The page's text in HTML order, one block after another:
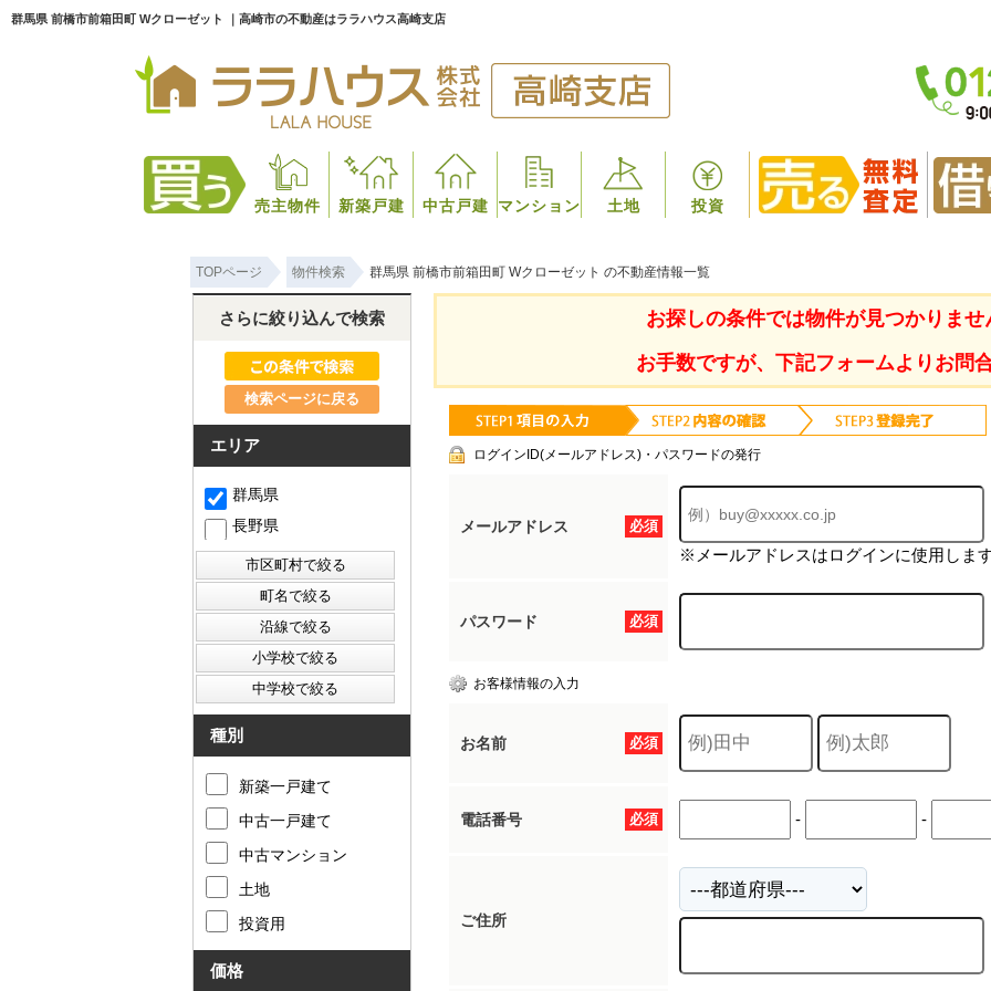
群馬県 前橋市前箱田町 Wクローゼット ｜高崎市の不動産はララハウス高崎支店
売主物件 新築戸建 中古戸建 マンション 土地 投資
TOPページ 物件検索 群馬県 前橋市前箱田町 Wクローゼット の不動産情報一覧
お探しの条件では物件が見つかりませ
お手数ですが、下記フォームよりお問
ログインID(メールアドレス)・パスワードの発行
必須
メールアドレス
※メールアドレスはログインに使用します
必須
パスワード
お客様情報の入力
必須
お名前
必須
電話番号 - -
ご住所
さらに絞り込んで検索
検索ページに戻る
エリア
群馬県
長野県
種別
新築一戸建て
中古一戸建て
中古マンション
土地
投資用
価格